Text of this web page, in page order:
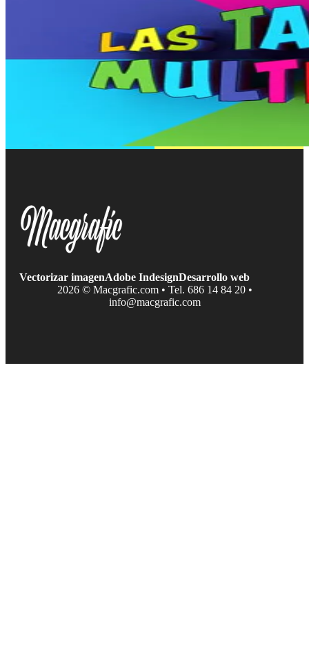
Vectorizar imagenAdobe IndesignDesarrollo web
2026 © Macgrafic.com • Tel. 686 14 84 20 •
info@macgrafic.com